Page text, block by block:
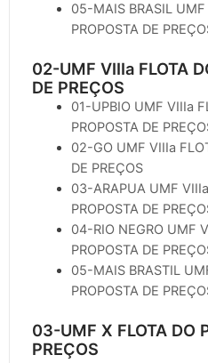
05-MAIS BRASIL
PROPOSTA DE
02-UMF VIIIa FLOTA
DE PREÇOS
01-UPBIO UMF VIIIa
PROPOSTA DE
02-GO UMF VIIIa
DE PREÇOS
03-ARAPUA UMF
PROPOSTA DE
04-RIO NEGRO UMF
PROPOSTA DE
05-MAIS BRASTIL
PROPOSTA DE
03-UMF X FLOTA DO
PREÇOS